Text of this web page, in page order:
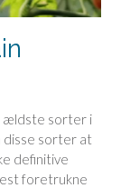
ældste sorter i
disse sorter at
definitive
foretrukne